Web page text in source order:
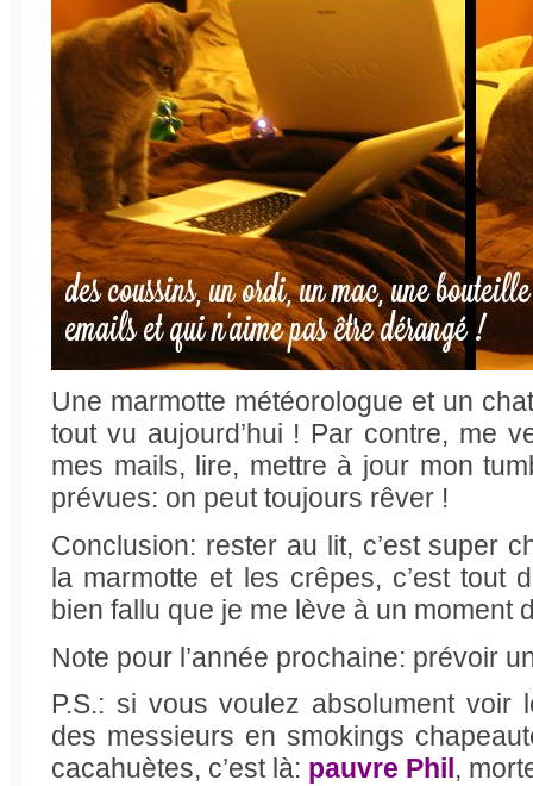
Une marmotte météorologue et un
tout vu aujourd’hui ! Par contre, me
mes mails, lire, mettre à jour mon
prévues: on peut toujours rêver !
Conclusion: rester au lit, c’est super
la marmotte et les crêpes, c’est tout
bien fallu que je me lève à un moment
Note pour l’année prochaine: prévoir
P.S.: si vous voulez absolument
des messieurs en smokings
cacahuètes, c’est là: pauvre Phi ,